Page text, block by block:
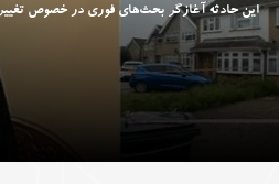
این حادثه آغازگر بحث‌های فوری در خصوص